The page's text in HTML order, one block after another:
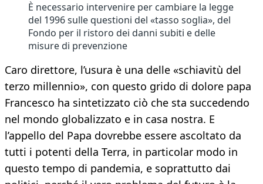
È necessario intervenire per cambiare la legge
del 1996 sulle questioni del «tasso soglia», del
Fondo per il ristoro dei danni subiti e delle
misure di prevenzione
Caro direttore, l’usura è una delle «schiavitù del
terzo millennio», con questo grido di dolore papa
Francesco ha sintetizzato ciò che sta succedendo
nel mondo globalizzato e in casa nostra. E
l’appello del Papa dovrebbe essere ascoltato da
tutti i potenti della Terra, in particolar modo in
questo tempo di pandemia, e soprattutto dai